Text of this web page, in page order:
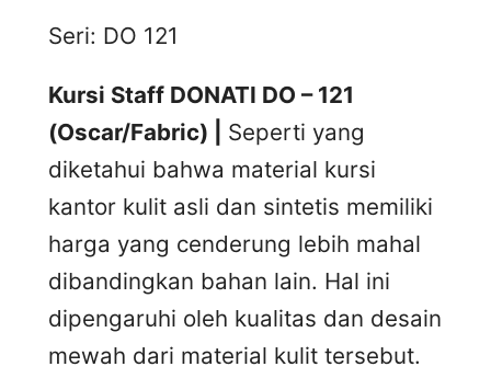
Seri: DO 121
Kursi Staff DONATI DO – 121
(Oscar/Fabric) | Seperti yang
diketahui bahwa material kursi
kantor kulit asli dan sintetis memiliki
harga yang cenderung lebih mahal
dibandingkan bahan lain. Hal ini
dipengaruhi oleh kualitas dan desain
mewah dari material kulit tersebut.